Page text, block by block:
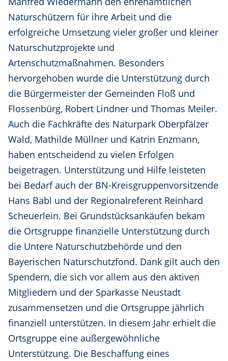
Naturschützern für ihre Arbeit und die
erfolgreiche Umsetzung vieler großer und kleiner
Naturschutzprojekte und
Artenschutzmaßnahmen. Besonders
hervorgehoben wurde die Unterstützung durch
die Bürgermeister der Gemeinden Floß und
Flossenbürg, Robert Lindner und Thomas Meiler.
Auch die Fachkräfte des Naturpark Oberpfälzer
Wald, Mathilde Müllner und Katrin Enzmann,
haben entscheidend zu vielen Erfolgen
beigetragen. Unterstützung und Hilfe leisteten
bei Bedarf auch der BN-Kreisgruppenvorsitzende
Hans Babl und der Regionalreferent Reinhard
Scheuerlein. Bei Grundstücksankäufen bekam
die Ortsgruppe finanzielle Unterstützung durch
die Untere Naturschutzbehörde und den
Bayerischen Naturschutzfond. Dank gilt auch den
Spendern, die sich vor allem aus den aktiven
Mitgliedern und der Sparkasse Neustadt
zusammensetzen und die Ortsgruppe jährlich
finanziell unterstützen. In diesem Jahr erhielt die
Ortsgruppe eine außergewöhnliche
Unterstützung. Die Beschaffung eines